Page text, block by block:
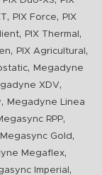
, PIX Force,
PIX
, PIX Thermal ,
, PIX Agricultural ,
,
Megadyne
XDV,
,
Megadyne Linea
RPP,
Gold ,
Megaflex,
Imperial ,